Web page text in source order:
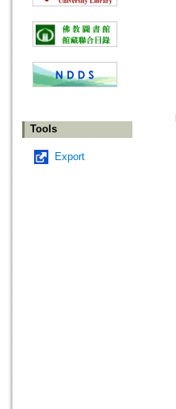
Tools
Export